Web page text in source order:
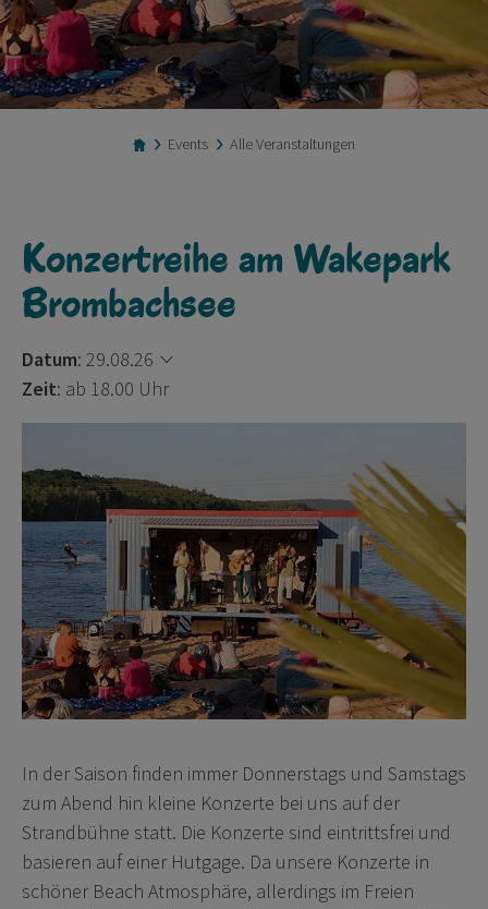
Events Alle Veranstaltungen
Konzertreihe am Wakepark
Brombachsee
Datum: 29.08.26
Zeit: ab 18.00 Uhr
In der Saison finden immer Donnerstags und Samstags
zum Abend hin kleine Konzerte bei uns auf der
Strandbühne statt. Die Konzerte sind eintrittsfrei und
basieren auf einer Hutgage. Da unsere Konzerte in
schöner Beach Atmosphäre, allerdings im Freien